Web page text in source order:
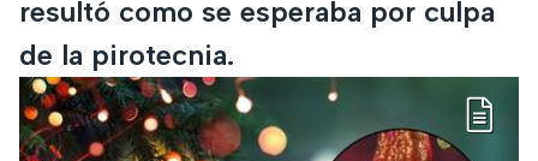
resultó como se esperaba por culpa
de la pirotecnia.